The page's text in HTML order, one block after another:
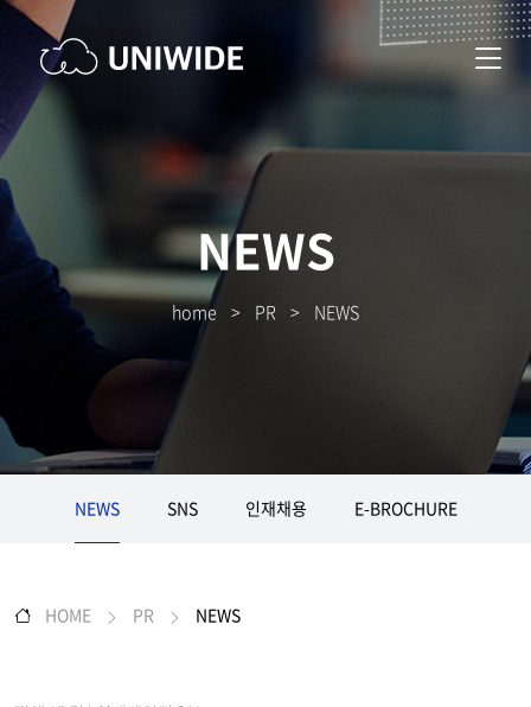
NEWS
home > PR > NEWS
NEWS SNS 인재채용 E-BROCHURE
HOME PR NEWS